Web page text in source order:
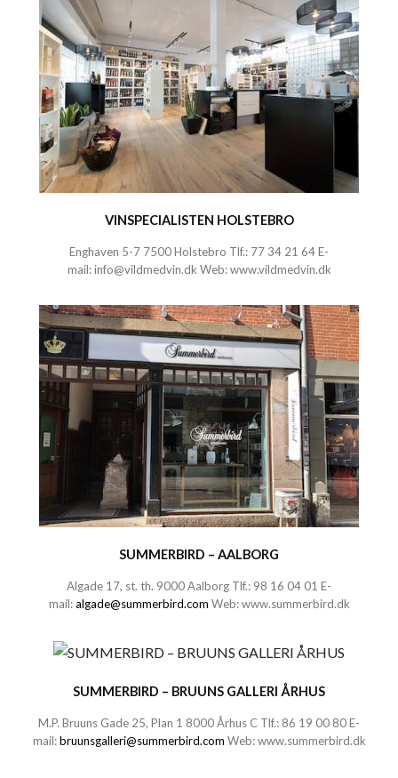
VINSPECIALISTEN HOLSTEBRO
Enghaven 5-7 7500 Holstebro Tlf.: 77 34 21 64E-
mail:info@vildmedvin.dk Web:www.vildmedvin.dk
SUMMERBIRD – AALBORG
Algade 17, st. th. 9000 Aalborg Tlf.: 98 16 04 01 E-
mail:algade@summerbird.com Web:www.summerbird.dk
SUMMERBIRD – BRUUNS GALLERI ÅRHUS
M.P. Bruuns Gade 25, Plan 1 8000 Århus C Tlf.: 86 19 00 80E-
mail:bruunsgalleri@summerbird.com Web:www.summerbird.dk